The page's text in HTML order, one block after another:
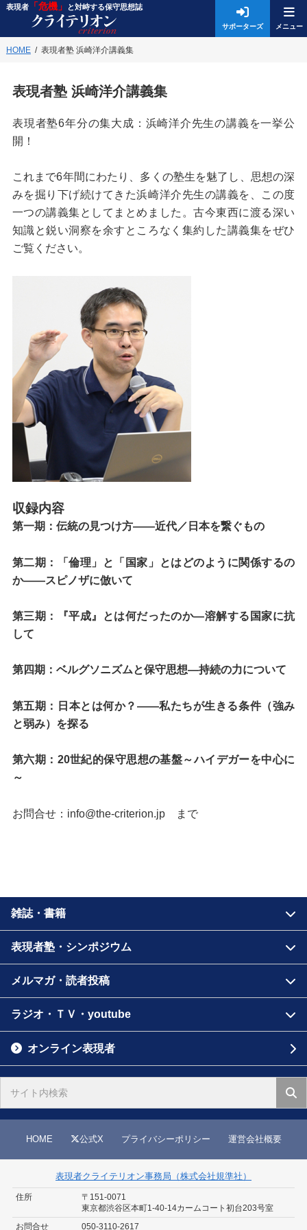
表現者「危機」 と対峙する保守思想誌
サポーターズ
HOME 表現者塾 浜崎洋介講義集
表現者塾 浜崎洋介講義集
表現者塾6年分の集大成：浜崎洋介先生の講義を一挙公
開！
これまで6年間にわたり、多くの塾生を魅了し、思想の深
みを掘り下げ続けてきた浜崎洋介先生の講義を、この度
一つの講義集としてまとめました。古今東西に渡る深い
知識と鋭い洞察を余すところなく集約した講義集をぜひ
ご覧ください。
収録内容
第一期：伝統の見つけ方――近代／日本を繋ぐもの
第二期：「倫理」と「国家」とはどのように関係するの
か――スピノザに倣いて
第三期：『平成』とは何だったのか―溶解する国家に抗
して
第四期：ベルグソニズムと保守思想―持続の力について
第五期：日本とは何か？——私たちが生きる条件（強み
と弱み）を探る
第六期：20世紀的保守思想の基盤～ハイデガーを中心に
～
お問合せ：info@the-criterion.jp まで
雑誌・書籍
表現者塾・シンポジウム
メルマガ・読者投稿
ラジオ・ＴＶ・youtube
オンライン表現者
HOME 公式X プライバシーポリシー 運営会社概要
表現者クライテリオン事務局（株式会社規準社）
住所
〒151-0071
東京都渋谷区本町1-40-14カームコート初台203号室
お問合せ
050-3110-2617